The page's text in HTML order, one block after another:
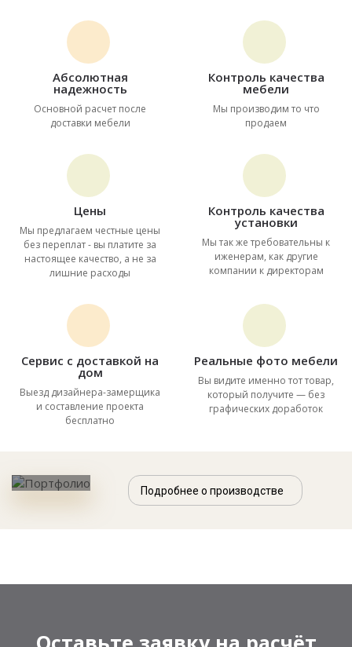
Абсолютная
надежность
Основной расчет после
доставки мебели
Контроль качества
мебели
Мы производим то что
продаем
Цены
Мы предлагаем честные цены
без переплат - вы платите за
настоящее качество, а не за
лишние расходы
Контроль качества
установки
Мы так же требовательны к
иженерам, как другие
компании к директорам
Сервис с доставкой на
дом
Выезд дизайнера-замерщика
и составление проекта
бесплатно
Реальные фото мебели
Вы видите именно тот товар,
который получите — без
графических доработок
Подробнее о производстве